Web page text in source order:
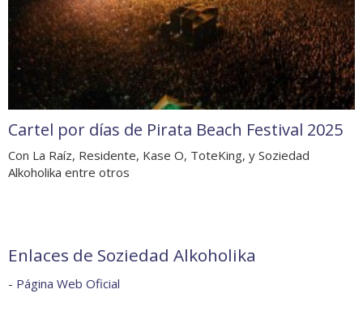
Cartel por días de Pirata Beach Festival 2025
Con La Raíz, Residente, Kase O, ToteKing, y Soziedad
Alkoholika entre otros
Enlaces de Soziedad Alkoholika
- Página Web Oficial